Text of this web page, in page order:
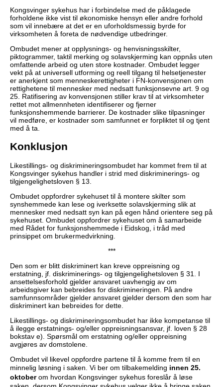
Kongsvinger sykehus har i forbindelse med de påklagede
forholdene ikke vist til økonomiske hensyn eller andre forhold
som vil innebære at det er en uforholdsmessig byrde for
virksomheten å foreta de nødvendige utbedringer.
Ombudet mener at opplysnings- og henvisningsskilter,
piktogrammer, taktil merking og solavskjerming kan oppnås uten
omfattende arbeid og uten store kostnader. Ombudet legger
vekt på at universell utforming og reell tilgang til helsetjenester
er anerkjent som menneskerettigheter i FN-konvensjonen om
rettighetene til mennesker med nedsatt funksjonsevne art. 9 og
25. Ratifisering av konvensjonen stiller krav til at virksomheter
rettet mot allmennheten identifiserer og fjerner
funksjonshemmende barrierer. De kostnader slike tilpasninger
vil medføre, er kostnader som samfunnet er forpliktet til og tjent
med å ta.
Konklusjon
Likestillings- og diskrimineringsombudet har kommet frem til at
Kongsvinger sykehus handler i strid med diskriminerings- og
tilgjengelighetsloven § 13.
Ombudet oppfordrer sykehuset til å montere skilter som
synshemmede kan lese og iverksette solavskjerming slik at
mennesker med nedsatt syn kan på egen hånd orientere seg på
sykehuset. Ombudet oppfordrer sykehuset om å samarbeide
med Rådet for funksjonshemmede i Eidskog, i tråd med
prinsippet om brukermedvirkning.
***
Den som er blitt diskriminert kan kreve oppreisning og
erstatning, jf. diskriminerings- og tilgjengelighetsloven § 31. I
ansettelsesforhold gjelder ansvaret uavhengig av om
arbeidsgiver kan bebreides for diskrimineringen. På andre
samfunnsområder gjelder ansvaret gjelder dersom den som har
diskriminert kan bebreides for dette.
Likestillings- og diskrimineringsombudet har ikke kompetanse til
å ilegge erstatnings- og/eller oppreisningsansvar, jf. loven § 28
bokstav e). Spørsmål om erstatning og/eller oppreisning
avgjøres av domstolene.
Ombudet vil likevel oppfordre partene til å komme frem til en
minnelig løsning i saken. Vi ber om tilbakemelding innen 25.
oktoberom hvordan Kongsvinger sykehus foreslår å løse